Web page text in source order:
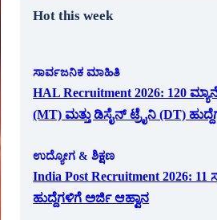
Hot this week
ಸಾರ್ವಜನಿಕ ಮಾಹಿತಿ
HAL Recruitment 2026: 120
(MT) ಮತ್ತು ಡಿಸೈನ್ ಟ್ರೈನಿ (DT)
ಉದ್ಯೋಗ & ಶಿಕ್ಷಣ
India Post Recruitment 2026: 11
ಹುದ್ದೆಗಳಿಗೆ ಅರ್ಜಿ ಆಹ್ವಾನ